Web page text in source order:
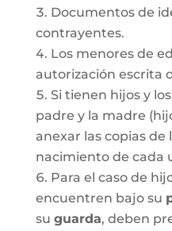
Documentos de
contrayentes.
Los menores de
autorización escrita
Si tienen hijos y
padre y la madre
anexar las copias de
nacimiento de cada
Para el caso de
encuentren bajo su
su guarda, deben